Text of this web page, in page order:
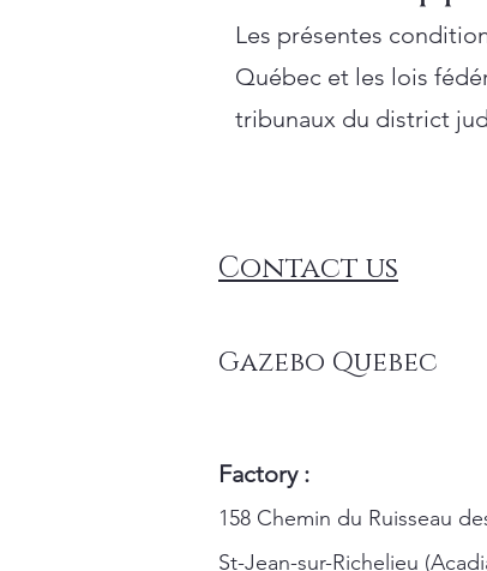
Les présentes
Québec et les lois
tribunaux du district
Contact us
Gazebo Quebec
Factory :
158 Chemin du Ruisseau
St-Jean-sur-Richelieu